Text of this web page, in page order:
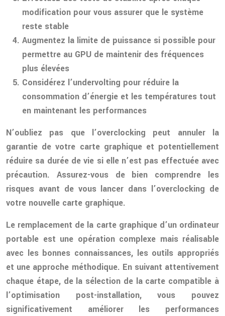
modification pour vous assurer que le système
reste stable
Augmentez la limite de puissance si possible pour
permettre au GPU de maintenir des fréquences
plus élevées
Considérez l’undervolting pour réduire la
consommation d’énergie et les températures tout
en maintenant les performances
N’oubliez pas que l’overclocking peut annuler la
garantie de votre carte graphique et potentiellement
réduire sa durée de vie si elle n’est pas effectuée avec
précaution. Assurez-vous de bien comprendre les
risques avant de vous lancer dans l’overclocking de
votre nouvelle carte graphique.
Le remplacement de la carte graphique d’un ordinateur
portable est une opération complexe mais réalisable
avec les bonnes connaissances, les outils appropriés
et une approche méthodique. En suivant attentivement
chaque étape, de la sélection de la carte compatible à
l’optimisation post-installation, vous pouvez
significativement améliorer les performances